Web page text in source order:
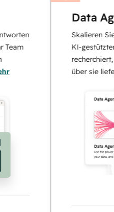
Data Agent
Skalieren Sie
KI-gestützten
recherchiert,
über sie liefert.